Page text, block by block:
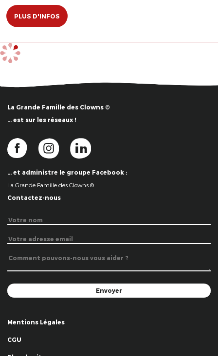
PLUS D'INFOS
La Grande Famille des Clowns ©
… est sur les réseaux !
… et administre le groupe Facebook :
La Grande Famille des Clowns ©
Contactez-nous
Mentions Légales
CGU